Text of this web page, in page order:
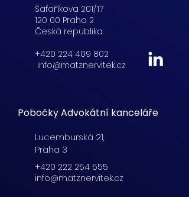
Šafaříkova 201/17
120 00 Praha 2
Česká republika
+420 224 409 802
info@matznervitek.cz
Pobočky Advokátní kanceláře
Lucemburská 21,
Praha 3
+420 222 254 555
info@matznervitek.cz